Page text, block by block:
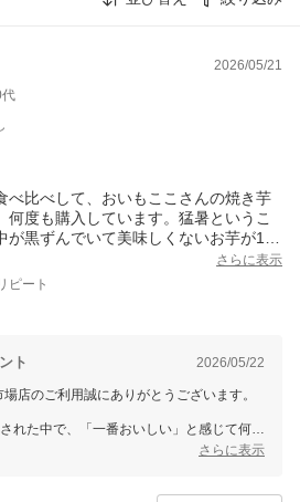
2026/05/21
べ比べして、おいもここさんの焼き芋
度も購入しています。猛暑というこ
黒ずんでいて美味しくないお芋が1、
ので、次からは、もっとたくさん買
りがとうございます。
さらに表示
ピート
ト 2026/05/22
店のご利用誠にありがとうございます。
れた中で、「一番おいしい」と感じて何度
こと、本当に嬉しく励みになります。
さらに表示